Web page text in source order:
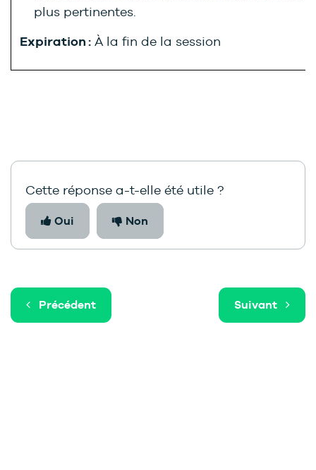
plus pertinentes.
Expiration : À la fin de la session
Cette réponse a-t-elle été utile ?
Oui Non
Précédent Suivant